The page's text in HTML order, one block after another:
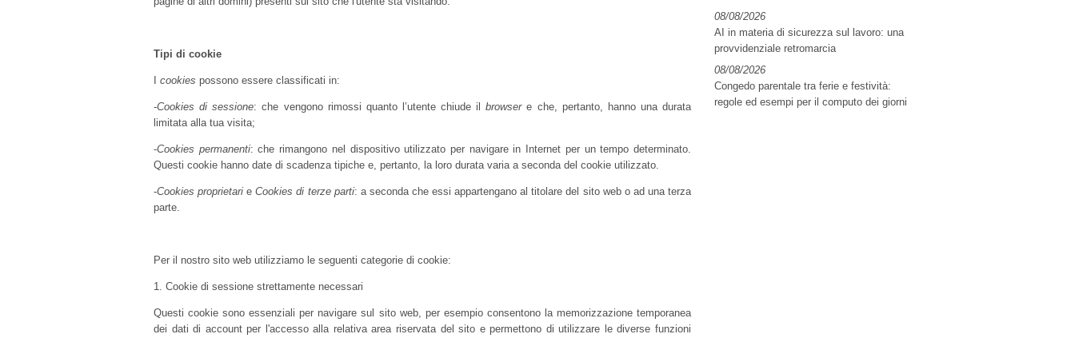
Tipi di cookie
cookies possono essere classificati in:
-Cookies di sessione: che vengono rimossi quanto l’utente chiude ilbrowsere che, pertanto, hanno una durata
limitata alla tua visita;
-Cookies permanenti: che rimangono nel dispositivo utilizzato per navigare in Internet per un tempo determinato.
Questi cookie hanno date di scadenza tipiche e, pertanto, la loro durata varia a seconda del cookie utilizzato.
-Cookies proprietari eCookies di terze parti: a seconda che essi appartengano al titolare del sito web o ad una terza
parte.
Per il nostro sito web utilizziamo le seguenti categorie di cookie:
1. Cookie di sessione strettamente necessari
Questi cookie sono essenziali per navigare sul sito web, per esempio consentono la memorizzazione temporanea
dei dati di account per l'accesso alla relativa area riservata del sito e permettono di utilizzare le diverse funzioni
08/08/2026
AI in materia di sicurezza sul lavoro: una
provvidenziale retromarcia
08/08/2026
Congedo parentale tra ferie e festività:
regole ed esempi per il computo dei giorni